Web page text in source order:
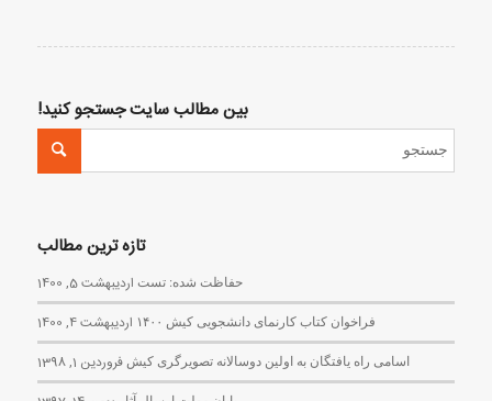
بین مطالب سایت جستجو کنید!
تازه ترین مطالب
حفاظت شده: تست اردیبهشت 5, 1400
فراخوان کتاب کارنمای دانشجویی کیش ۱۴۰۰ اردیبهشت 4, 1400
اسامی راه یافتگان به اولین دوسالانه تصویرگری کیش فروردین 1, 1398